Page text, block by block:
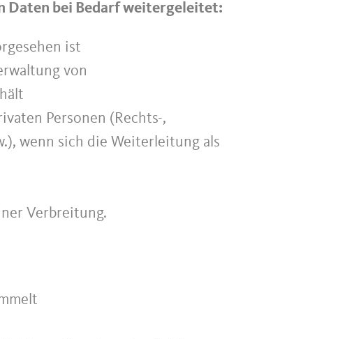
Daten bei Bedarf weitergeleitet:
ist
von
Personen (Rechts-,
wenn sich die Weiterleitung als
Verbreitung.